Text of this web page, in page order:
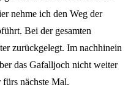
nehme ich den Weg der
Bei der gesamten
zurückgelegt. Im nachhinein
das Gafalljoch nicht weiter
nächste Mal.